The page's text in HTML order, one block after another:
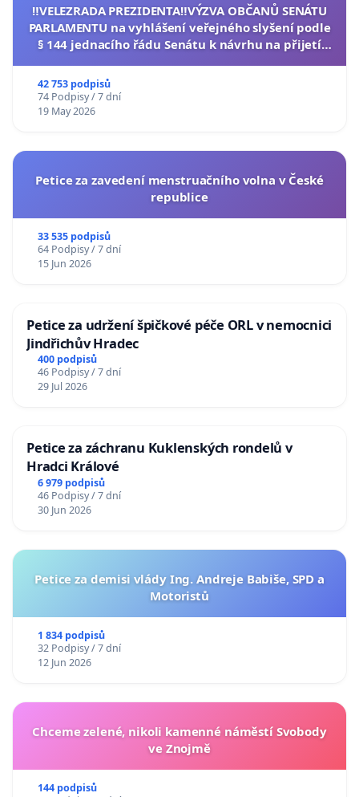
‼️VELEZRADA PREZIDENTA‼️VÝZVA OBČANŮ SENÁTU
PARLAMENTU na vyhlášení veřejného slyšení podle
§ 144 jednacího řádu Senátu k návrhu na přijetí
42 753 podpisů
74 Podpisy / 7 dní
19 May 2026
Petice za zavedení menstruačního volna v České
republice
33 535 podpisů
64 Podpisy / 7 dní
15 Jun 2026
Petice za udržení špičkové péče ORL v nemocnici
Jindřichův Hradec
400 podpisů
46 Podpisy / 7 dní
29 Jul 2026
Petice za záchranu Kuklenských rondelů v
Hradci Králové
6 979 podpisů
46 Podpisy / 7 dní
30 Jun 2026
Petice za demisi vlády Ing. Andreje Babiše, SPD a
Motoristů
1 834 podpisů
32 Podpisy / 7 dní
12 Jun 2026
Chceme zelené, nikoli kamenné náměstí Svobody
ve Znojmě
144 podpisů